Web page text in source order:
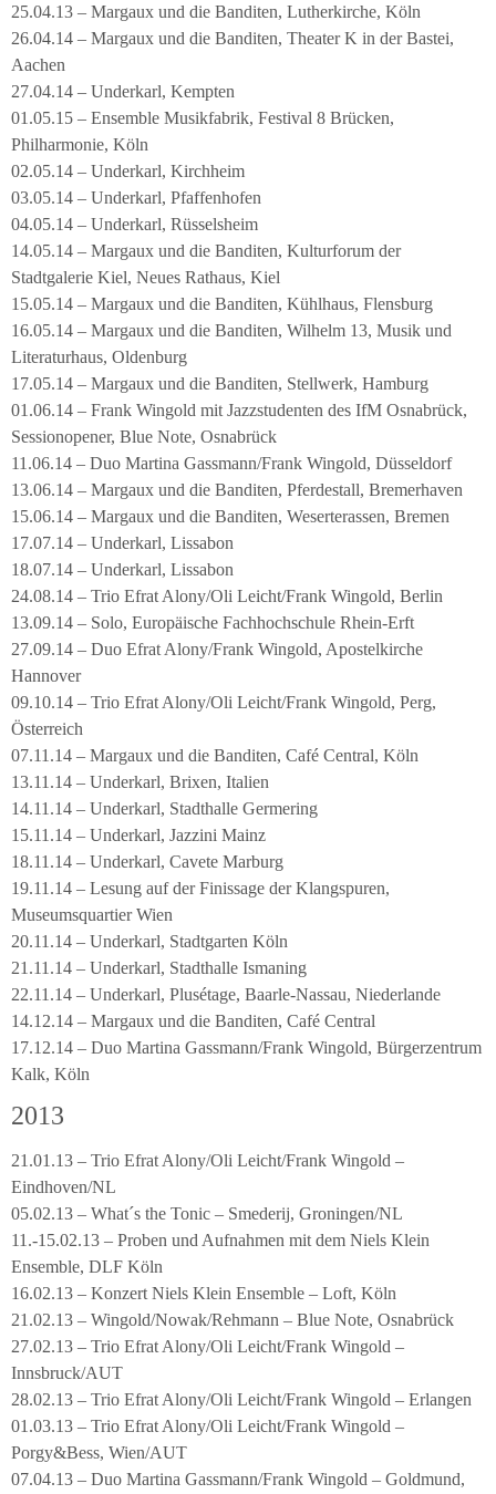
25.04.13 – Margaux und die Banditen, Lutherkirche, Köln
26.04.14 – Margaux und die Banditen, Theater K in der Bastei,
Aachen
27.04.14 – Underkarl, Kempten
01.05.15 – Ensemble Musikfabrik, Festival 8 Brücken,
Philharmonie, Köln
02.05.14 – Underkarl, Kirchheim
03.05.14 – Underkarl, Pfaffenhofen
04.05.14 – Underkarl, Rüsselsheim
14.05.14 – Margaux und die Banditen, Kulturforum der
Stadtgalerie Kiel, Neues Rathaus, Kiel
15.05.14 – Margaux und die Banditen, Kühlhaus, Flensburg
16.05.14 – Margaux und die Banditen, Wilhelm 13, Musik und
Literaturhaus, Oldenburg
17.05.14 – Margaux und die Banditen, Stellwerk, Hamburg
01.06.14 – Frank Wingold mit Jazzstudenten des IfM Osnabrück,
Sessionopener, Blue Note, Osnabrück
11.06.14 – Duo Martina Gassmann/Frank Wingold, Düsseldorf
13.06.14 – Margaux und die Banditen, Pferdestall, Bremerhaven
15.06.14 – Margaux und die Banditen, Weserterassen, Bremen
17.07.14 – Underkarl, Lissabon
18.07.14 – Underkarl, Lissabon
24.08.14 – Trio Efrat Alony/Oli Leicht/Frank Wingold, Berlin
13.09.14 – Solo, Europäische Fachhochschule Rhein-Erft
27.09.14 – Duo Efrat Alony/Frank Wingold, Apostelkirche
Hannover
09.10.14 – Trio Efrat Alony/Oli Leicht/Frank Wingold, Perg,
Österreich
07.11.14 – Margaux und die Banditen, Café Central, Köln
13.11.14 – Underkarl, Brixen, Italien
14.11.14 – Underkarl, Stadthalle Germering
15.11.14 – Underkarl, Jazzini Mainz
18.11.14 – Underkarl, Cavete Marburg
19.11.14 – Lesung auf der Finissage der Klangspuren,
Museumsquartier Wien
20.11.14 – Underkarl, Stadtgarten Köln
21.11.14 – Underkarl, Stadthalle Ismaning
22.11.14 – Underkarl, Plusétage, Baarle-Nassau, Niederlande
14.12.14 – Margaux und die Banditen, Café Central
17.12.14 – Duo Martina Gassmann/Frank Wingold, Bürgerzentrum
Kalk, Köln
2013
21.01.13 – Trio Efrat Alony/Oli Leicht/Frank Wingold –
Eindhoven/NL
05.02.13 – What´s the Tonic – Smederij, Groningen/NL
11.-15.02.13 – Proben und Aufnahmen mit dem Niels Klein
Ensemble, DLF Köln
16.02.13 – Konzert Niels Klein Ensemble – Loft, Köln
21.02.13 – Wingold/Nowak/Rehmann – Blue Note, Osnabrück
27.02.13 – Trio Efrat Alony/Oli Leicht/Frank Wingold –
Innsbruck/AUT
28.02.13 – Trio Efrat Alony/Oli Leicht/Frank Wingold – Erlangen
01.03.13 – Trio Efrat Alony/Oli Leicht/Frank Wingold –
Porgy&Bess, Wien/AUT
07.04.13 – Duo Martina Gassmann/Frank Wingold – Goldmund,